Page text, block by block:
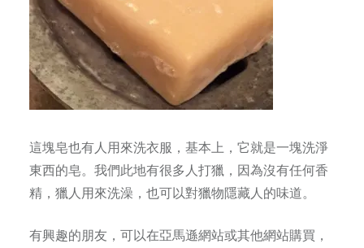
這塊皂也有人用來洗衣服，基本上，它就是一塊洗淨
東西的皂。我們此地有很多人打獵，因為沒有任何香
精，獵人用來洗澡，也可以對獵物隱藏人的味道。
有興趣的朋友，可以在亞馬遜網站或其他網站購買，